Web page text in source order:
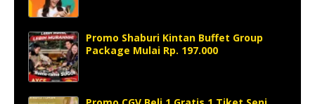
Promo Shaburi Kintan Buffet Group
Package Mulai Rp. 197.000